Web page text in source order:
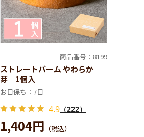
商品番号：8199
ストレートバーム やわらか
芽 1個入
お日保ち：7日
4.9 （222）
1,404円 （税込）